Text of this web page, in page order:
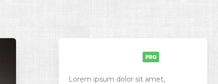
Lorem ipsum dolor sit amet,